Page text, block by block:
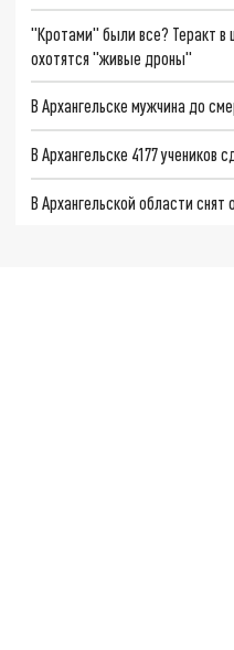
"Кротами" были все? Теракт в
охотятся "живые дроны"
В Архангельске мужчина до
В Архангельске 4177 учеников
В Архангельской области